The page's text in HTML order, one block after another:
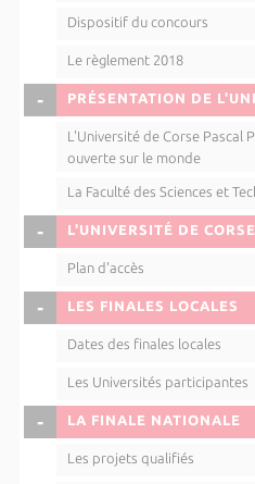
Dispositif du concours
Le règlement 2018
COLLAPSE
PRÉSENTATION DE
L'Université de Corse Pascal
ouverte sur le monde
La Faculté des Sciences et
COLLAPSE
L'UNIVERSITÉ DE
Plan d'accès
COLLAPSE
LES FINALES LOCALES
Dates des finales locales
Les Universités participantes
COLLAPSE
LA FINALE NATIONALE
Les projets qualifiés